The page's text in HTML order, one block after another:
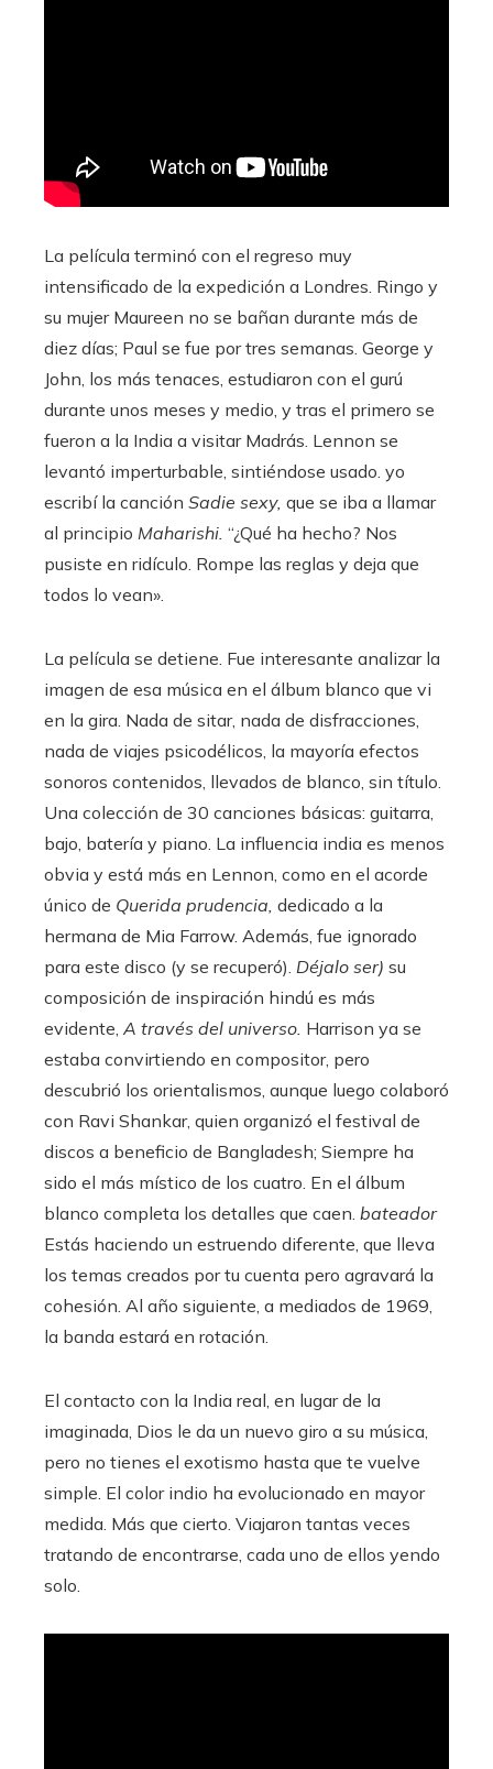
La película terminó con el regreso muy
intensificado de la expedición a Londres. Ringo y
su mujer Maureen no se bañan durante más de
diez días; Paul se fue por tres semanas. George y
John, los más tenaces, estudiaron con el gurú
durante unos meses y medio, y tras el primero se
fueron a la India a visitar Madrás. Lennon se
levantó imperturbable, sintiéndose usado. yo
escribí la canción Sadie sexy, que se iba a llamar
al principio Maharishi. “¿Qué ha hecho? Nos
pusiste en ridículo. Rompe las reglas y deja que
todos lo vean».
La película se detiene. Fue interesante analizar la
imagen de esa música en el álbum blanco que vi
en la gira. Nada de sitar, nada de disfracciones,
nada de viajes psicodélicos, la mayoría efectos
sonoros contenidos, llevados de blanco, sin título.
Una colección de 30 canciones básicas: guitarra,
bajo, batería y piano. La influencia india es menos
obvia y está más en Lennon, como en el acorde
único de Querida prudencia, dedicado a la
hermana de Mia Farrow. Además, fue ignorado
para este disco (y se recuperó). Déjalo ser) su
composición de inspiración hindú es más
evidente, A través del universo. Harrison ya se
estaba convirtiendo en compositor, pero
descubrió los orientalismos, aunque luego colaboró
​​con Ravi Shankar, quien organizó el festival de
discos a beneficio de Bangladesh; Siempre ha
sido el más místico de los cuatro. En el álbum
blanco completa los detalles que caen. bateador
Estás haciendo un estruendo diferente, que lleva
los temas creados por tu cuenta pero agravará la
cohesión. Al año siguiente, a mediados de 1969,
la banda estará en rotación.
El contacto con la India real, en lugar de la
imaginada, Dios le da un nuevo giro a su música,
pero no tienes el exotismo hasta que te vuelve
simple. El color indio ha evolucionado en mayor
medida. Más que cierto. Viajaron tantas veces
tratando de encontrarse, cada uno de ellos yendo
solo.